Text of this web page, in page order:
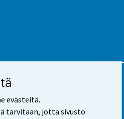
evästeitä.
tarvitaan, jotta sivusto